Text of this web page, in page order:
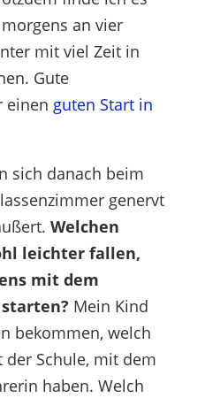
an vier
mit viel Zeit in
Gute
einen guten Start in
sich danach beim
genervt
Welchen
leichter fallen,
mit dem
Mein Kind
bekommen, welch
Schule, mit dem
haben. Welch